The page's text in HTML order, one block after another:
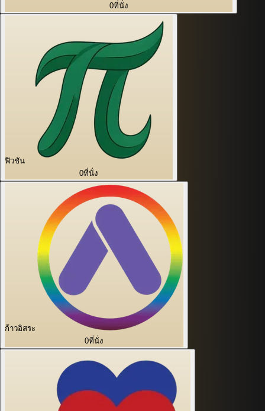
0ที่นั่ง
ฟิวชัน
0ที่นั่ง
ก้าวอิสระ
0ที่นั่ง